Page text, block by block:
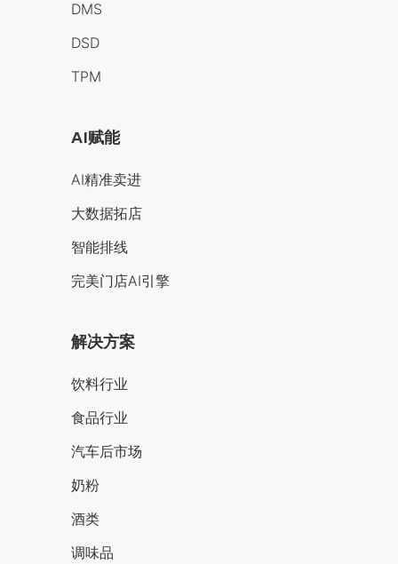
DMS
DSD
TPM
AI赋能
AI精准卖进
大数据拓店
智能排线
完美门店AI引擎
解决方案
饮料行业
食品行业
汽车后市场
奶粉
酒类
调味品